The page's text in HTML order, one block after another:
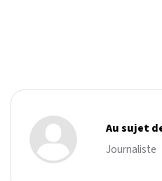
Au sujet
Journaliste